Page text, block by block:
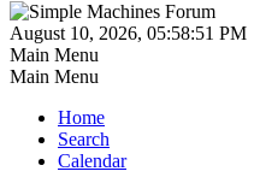
August 10, 2026, 05:58:51 PM
Main Menu
Main Menu
Home
Search
Calendar